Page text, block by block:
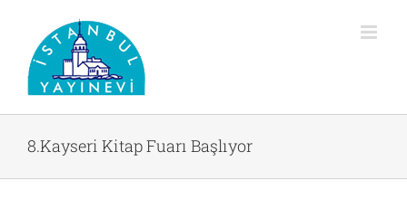
content
8.Kayseri Kitap Fuarı Başlıyor